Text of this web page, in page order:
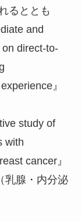
るととも
and
direct-to-
』
study of
with
cancer』
乳腺・内分泌